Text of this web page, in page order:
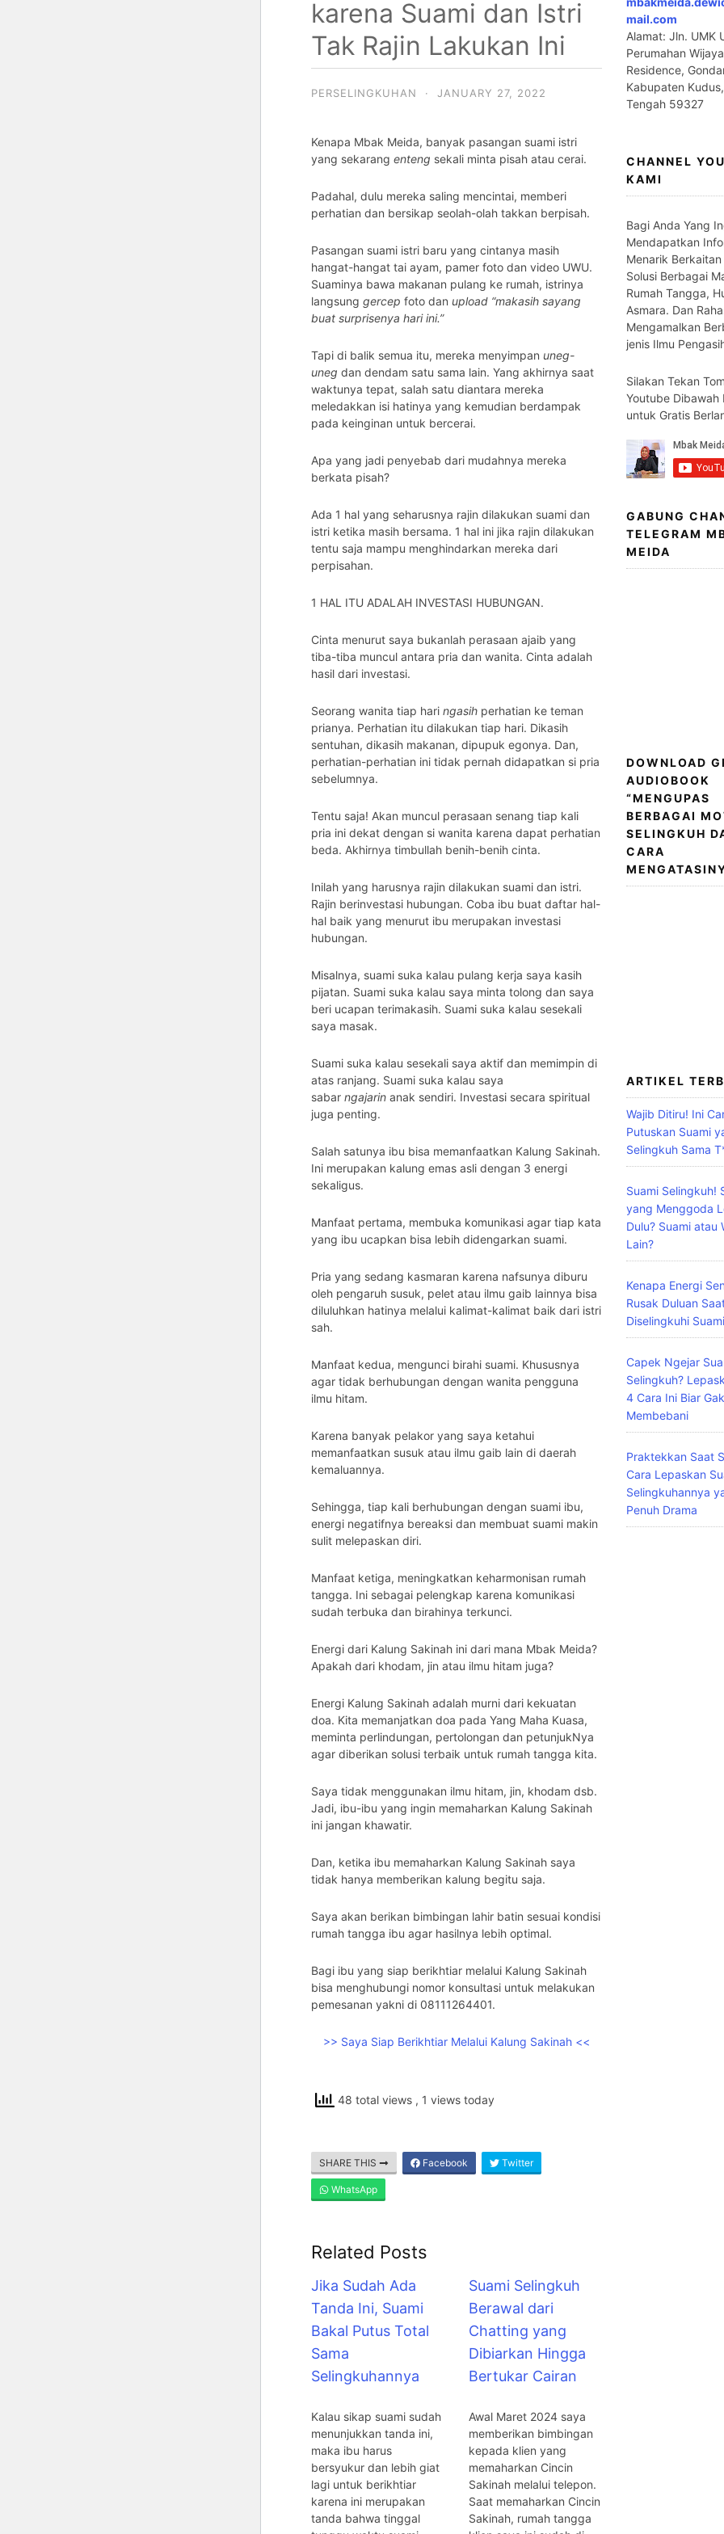
karena Suami dan Istri
Tak Rajin Lakukan Ini
PERSELINGKUHAN · JANUARY 27, 2022
Kenapa Mbak Meida, banyak pasangan suami istri
yang sekarang enteng sekali minta pisah atau cerai.
Padahal, dulu mereka saling mencintai, memberi
perhatian dan bersikap seolah-olah takkan berpisah.
Pasangan suami istri baru yang cintanya masih
hangat-hangat tai ayam, pamer foto dan video UWU.
Suaminya bawa makanan pulang ke rumah, istrinya
langsung gercep foto dan upload “makasih sayang
buat surprisenya hari ini.”
Tapi di balik semua itu, mereka menyimpan uneg-
uneg dan dendam satu sama lain. Yang akhirnya saat
waktunya tepat, salah satu diantara mereka
meledakkan isi hatinya yang kemudian berdampak
pada keinginan untuk bercerai.
Apa yang jadi penyebab dari mudahnya mereka
berkata pisah?
Ada 1 hal yang seharusnya rajin dilakukan suami dan
istri ketika masih bersama. 1 hal ini jika rajin dilakukan
tentu saja mampu menghindarkan mereka dari
perpisahan.
1 HAL ITU ADALAH INVESTASI HUBUNGAN.
Cinta menurut saya bukanlah perasaan ajaib yang
tiba-tiba muncul antara pria dan wanita. Cinta adalah
hasil dari investasi.
Seorang wanita tiap hari ngasih perhatian ke teman
prianya. Perhatian itu dilakukan tiap hari. Dikasih
sentuhan, dikasih makanan, dipupuk egonya. Dan,
perhatian-perhatian ini tidak pernah didapatkan si pria
sebelumnya.
Tentu saja! Akan muncul perasaan senang tiap kali
pria ini dekat dengan si wanita karena dapat perhatian
beda. Akhirnya timbullah benih-benih cinta.
Inilah yang harusnya rajin dilakukan suami dan istri.
Rajin berinvestasi hubungan. Coba ibu buat daftar hal-
hal baik yang menurut ibu merupakan investasi
hubungan.
Misalnya, suami suka kalau pulang kerja saya kasih
pijatan. Suami suka kalau saya minta tolong dan saya
beri ucapan terimakasih. Suami suka kalau sesekali
saya masak.
Suami suka kalau sesekali saya aktif dan memimpin di
atas ranjang. Suami suka kalau saya
sabar ngajarin anak sendiri. Investasi secara spiritual
juga penting.
Salah satunya ibu bisa memanfaatkan Kalung Sakinah.
Ini merupakan kalung emas asli dengan 3 energi
sekaligus.
Manfaat pertama, membuka komunikasi agar tiap kata
yang ibu ucapkan bisa lebih didengarkan suami.
Pria yang sedang kasmaran karena nafsunya diburu
oleh pengaruh susuk, pelet atau ilmu gaib lainnya bisa
diluluhkan hatinya melalui kalimat-kalimat baik dari istri
sah.
Manfaat kedua, mengunci birahi suami. Khususnya
agar tidak berhubungan dengan wanita pengguna
ilmu hitam.
Karena banyak pelakor yang saya ketahui
memanfaatkan susuk atau ilmu gaib lain di daerah
kemaluannya.
Sehingga, tiap kali berhubungan dengan suami ibu,
energi negatifnya bereaksi dan membuat suami makin
sulit melepaskan diri.
Manfaat ketiga, meningkatkan keharmonisan rumah
tangga. Ini sebagai pelengkap karena komunikasi
sudah terbuka dan birahinya terkunci.
Energi dari Kalung Sakinah ini dari mana Mbak Meida?
Apakah dari khodam, jin atau ilmu hitam juga?
Energi Kalung Sakinah adalah murni dari kekuatan
doa. Kita memanjatkan doa pada Yang Maha Kuasa,
meminta perlindungan, pertolongan dan petunjukNya
agar diberikan solusi terbaik untuk rumah tangga kita.
Saya tidak menggunakan ilmu hitam, jin, khodam dsb.
Jadi, ibu-ibu yang ingin memaharkan Kalung Sakinah
ini jangan khawatir.
Dan, ketika ibu memaharkan Kalung Sakinah saya
tidak hanya memberikan kalung begitu saja.
Saya akan berikan bimbingan lahir batin sesuai kondisi
rumah tangga ibu agar hasilnya lebih optimal.
Bagi ibu yang siap berikhtiar melalui Kalung Sakinah
bisa menghubungi nomor konsultasi untuk melakukan
pemesanan yakni di 08111264401.
>> Saya Siap Berikhtiar Melalui Kalung Sakinah <<
48 total views , 1 views today
SHARE THIS Facebook Twitter
WhatsApp
Related Posts
Jika Sudah Ada
Tanda Ini, Suami
Bakal Putus Total
Sama
Selingkuhannya
Kalau sikap suami sudah
menunjukkan tanda ini,
maka ibu harus
bersyukur dan lebih giat
lagi untuk berikhtiar
karena ini merupakan
tanda bahwa tinggal
Suami Selingkuh
Berawal dari
Chatting yang
Dibiarkan Hingga
Bertukar Cairan
Awal Maret 2024 saya
memberikan bimbingan
kepada klien yang
memaharkan Cincin
Sakinah melalui telepon.
Saat memaharkan Cincin
Sakinah, rumah tangga
mail.com
Alamat: Jln. UMK
Perumahan
Residence,
Kabupaten
Tengah 59327
CHANNEL
KAMI
Bagi Anda Yang
Mendapatkan
Menarik
Solusi Berbagai
Rumah Tangga,
Asmara. Dan
Mengamalkan
jenis Ilmu
Silakan Tekan
Youtube Dibawah
untuk Gratis
GABUNG
TELEGRAM
MEIDA
DOWNLOAD
AUDIOBOOK
“MENGUPAS
BERBAGAI
SELINGKUH
CARA
ARTIKEL
Wajib Ditiru! Ini
Putuskan Suami
Selingkuh Sama
Suami Selingkuh!
yang Menggoda
Dulu? Suami atau
Lain?
Kenapa Energi
Rusak Duluan
Diselingkuhi
Capek Ngejar
Selingkuh?
4 Cara Ini Biar Gak
Membebani
Praktekkan Saat
Cara Lepaskan
Selingkuhannya
Penuh Drama